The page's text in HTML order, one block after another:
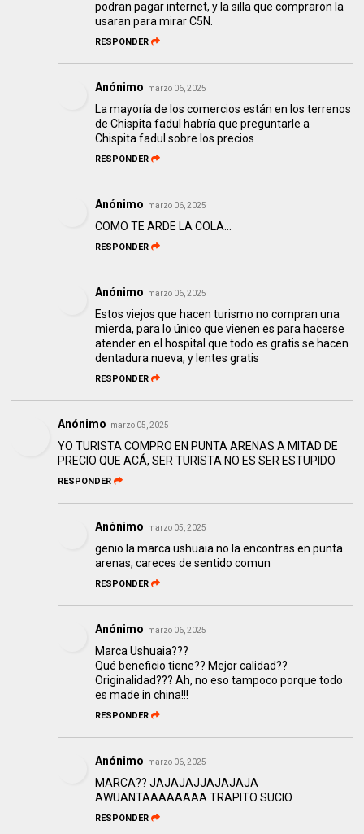
podran pagar internet, y la silla que compraron la
usaran para mirar C5N.
RESPONDER
Anónimo marzo 06, 2025
La mayoría de los comercios están en los terrenos
de Chispita fadul habría que preguntarle a
Chispita fadul sobre los precios
RESPONDER
Anónimo marzo 06, 2025
COMO TE ARDE LA COLA...
RESPONDER
Anónimo marzo 06, 2025
Estos viejos que hacen turismo no compran una
mierda, para lo único que vienen es para hacerse
atender en el hospital que todo es gratis se hacen
dentadura nueva, y lentes gratis
RESPONDER
Anónimo marzo 05, 2025
YO TURISTA COMPRO EN PUNTA ARENAS A MITAD DE
PRECIO QUE ACÁ, SER TURISTA NO ES SER ESTUPIDO
RESPONDER
Anónimo marzo 05, 2025
genio la marca ushuaia no la encontras en punta
arenas, careces de sentido comun
RESPONDER
Anónimo marzo 06, 2025
Marca Ushuaia???
Qué beneficio tiene?? Mejor calidad??
Originalidad??? Ah, no eso tampoco porque todo
es made in china!!!
RESPONDER
Anónimo marzo 06, 2025
MARCA?? JAJAJAJJAJAJAJA
AWUANTAAAAAAAA TRAPITO SUCIO
RESPONDER